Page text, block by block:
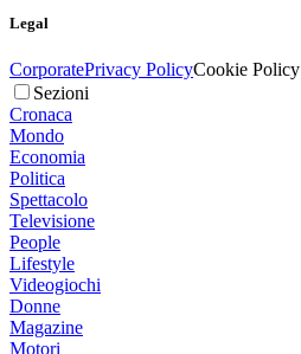
Legal
CorporatePrivacy PolicyCookie Policy
Sezioni
Cronaca
Mondo
Economia
Politica
Spettacolo
Televisione
People
Lifestyle
Videogiochi
Donne
Magazine
Motori